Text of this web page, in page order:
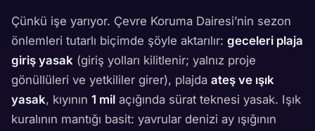
Çünkü işe yarıyor. Çevre Koruma Dairesi’nin sezon
önlemleri tutarlı biçimde şöyle aktarılır: geceleri plaja
giriş yasak (giriş yolları kilitlenir; yalnız proje
gönüllüleri ve yetkililer girer), plajda ateş ve ışık
yasak, kıyının 1 mil açığında sürat teknesi yasak. Işık
kuralının mantığı basit: yavrular denizi ay ışığının